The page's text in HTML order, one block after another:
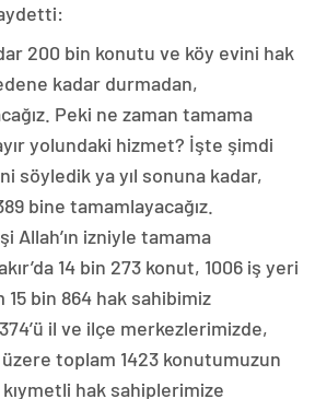
200 bin konutu ve köy evini hak
kadar durmadan,
Peki ne zaman tamama
yolundaki hizmet? İşte şimdi
söyledik ya yıl sonuna kadar,
bine tamamlayacağız.
Allah’ın izniyle tamama
14 bin 273 konut, 1006 iş yeri
bin 864 hak sahibimiz
il ve ilçe merkezlerimizde,
üzere toplam 1423 konutumuzun
kıymetli hak sahiplerimize